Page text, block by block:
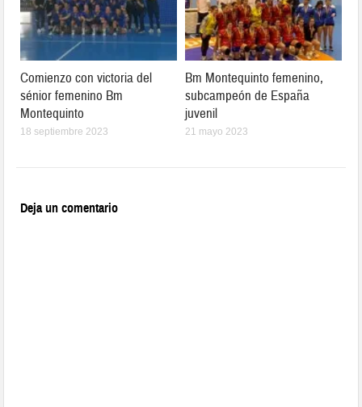
Comienzo con victoria del
sénior femenino Bm
Montequinto
18 septiembre 2023
Bm Montequinto femenino,
subcampeón de España
juvenil
21 mayo 2023
Deja un comentario